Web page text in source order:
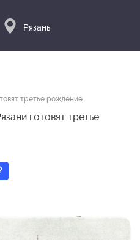
Рязань
третье рождение
готовят третье